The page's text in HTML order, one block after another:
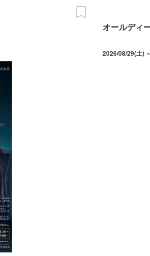
オールディ
2026/08/29(土)